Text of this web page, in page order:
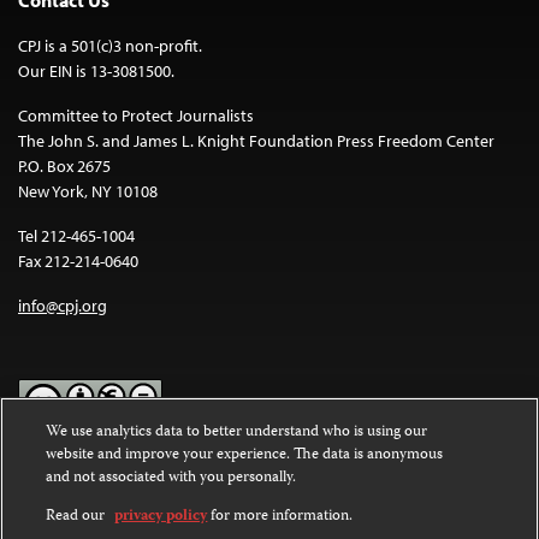
CPJ is a 501(c)3 non-profit.
Our EIN is 13-3081500.
Committee to Protect Journalists
The John S. and James L. Knight Foundation Press Freedom Center
P.O. Box 2675
New York, NY 10108
Tel 212-465-1004
Fax 212-214-0640
info@cpj.org
Except where noted, text on this website is licensed under a
Commons Attribution-NonCommercial-NoDerivatives 4.0
International License.
We use analytics data to better understand who is using our
website and improve your experience. The data is anonymous
and not associated with you personally.
Read our privacy policyfor more information.